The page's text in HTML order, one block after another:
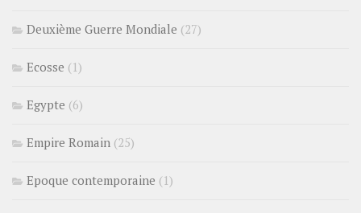
Deuxième Guerre Mondiale (27)
Ecosse (1)
Egypte (6)
Empire Romain (25)
Epoque contemporaine (1)